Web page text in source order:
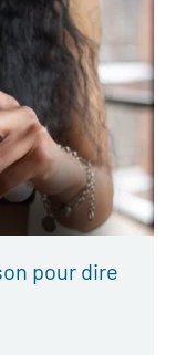
pour dire